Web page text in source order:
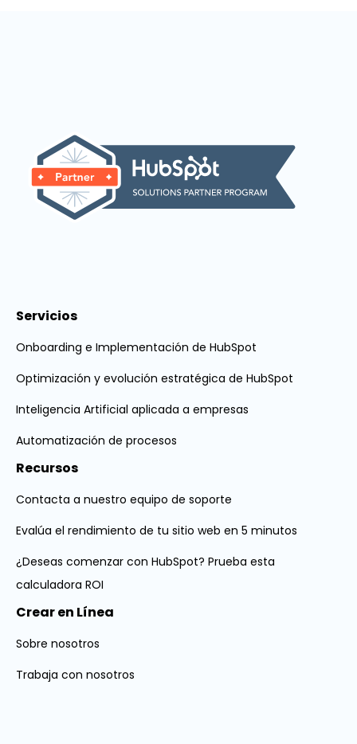
Servicios
Onboarding e Implementación de HubSpot
Optimización y evolución estratégica de HubSpot
Inteligencia Artificial aplicada a empresas
Automatización de procesos
Recursos
Contacta a nuestro equipo de soporte
Evalúa el rendimiento de tu sitio web en 5 minutos
¿Deseas comenzar con HubSpot? Prueba esta
calculadora ROI
Crear en Línea
Sobre nosotros
Trabaja con nosotros